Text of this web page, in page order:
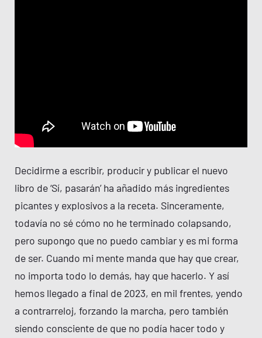
Decidirme a escribir, producir y publicar el nuevo
libro de ‘Sí, pasarán’ ha añadido más ingredientes
picantes y explosivos a la receta. Sinceramente,
todavía no sé cómo no he terminado colapsando,
pero supongo que no puedo cambiar y es mi forma
de ser. Cuando mi mente manda que hay que crear,
no importa todo lo demás, hay que hacerlo. Y así
hemos llegado a final de 2023, en mil frentes, yendo
a contrarreloj, forzando la marcha, pero también
siendo consciente de que no podía hacer todo y